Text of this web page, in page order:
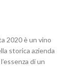
2020 è un vino
storica azienda
di un